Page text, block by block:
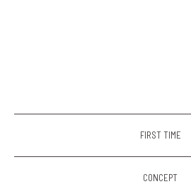
FIRST TIME
CONCEPT